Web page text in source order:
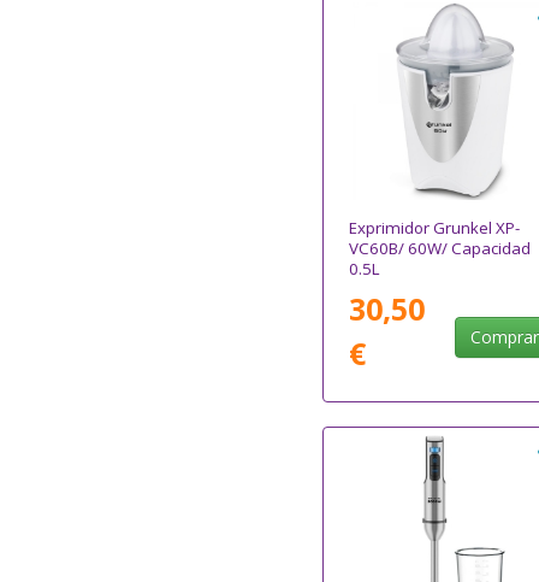
Exprimidor Grunkel XP-
VC60B/ 60W/ Capacidad
0.5L
30,50
€
Comprar